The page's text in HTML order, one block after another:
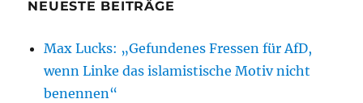
NEUESTE BEITRÄGE
Max Lucks: „Gefundenes Fressen für AfD,
wenn Linke das islamistische Motiv nicht
benennen“